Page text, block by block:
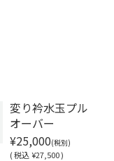
変り衿水玉プル
オーバー
¥25,000(税別)
(税込 ¥27,500 )